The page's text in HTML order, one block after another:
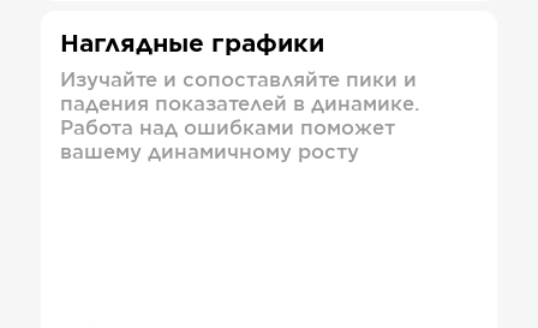
Наглядные графики
Изучайте и сопоставляйте пики и
падения показателей в динамике.
Работа над ошибками поможет
вашему динамичному росту